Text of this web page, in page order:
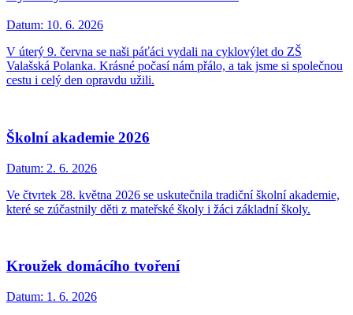
Datum: 10. 6. 2026
V úterý 9. června se naši páťáci vydali na cyklovýlet do ZŠ
Valašská Polanka. Krásné počasí nám přálo, a tak jsme si společnou
cestu i celý den opravdu užili.
Školní akademie 2026
Datum: 2. 6. 2026
Ve čtvrtek 28. května 2026 se uskutečnila tradiční školní akademie,
které se zúčastnily děti z mateřské školy i žáci základní školy.
Kroužek domácího tvoření
Datum: 1. 6. 2026